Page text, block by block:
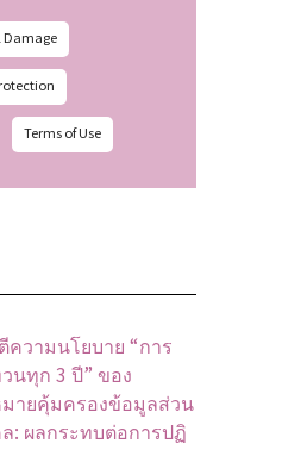
Damage
Terms of Use
ความนโยบาย “การ
นทุก 3 ปี” ของ
ายคุ้มครองข้อมูลส่วน
: ผลกระทบต่อการปฏิ